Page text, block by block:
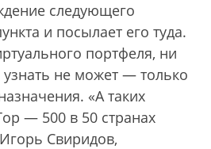
следующего
и посылает его туда.
портфеля, ни
узнать не может — только
«А таких
— 500 в 50 странах
Свиридов,